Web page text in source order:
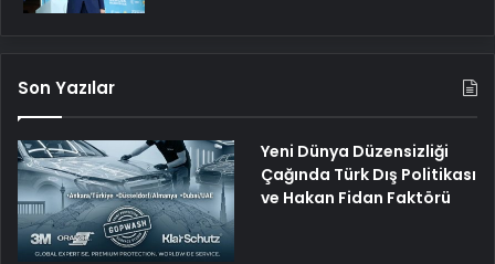
Son Yazılar
Yeni Dünya Düzensizliği
Çağında Türk Dış Politikası
ve Hakan Fidan Faktörü